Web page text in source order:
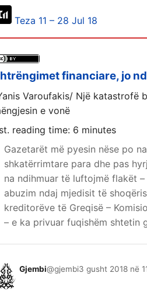
Teza 11 – 28 Jul 18
financiare, jo
Varoufakis/ Një katastrofë
e vonë
reading time: 6 minutes
Gazetarët më pyesin nëse po
shkatërrimtare para dhe pas
na ndihmuar të luftojmë flakët
abuzim ndaj mjedisit të
kreditorëve të Greqisë –
– e ka privuar fuqishëm shtetin
Gjembi@gjembi3 gusht 2018 në